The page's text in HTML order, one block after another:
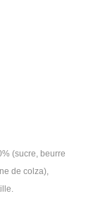
(sucre, beurre
de colza),